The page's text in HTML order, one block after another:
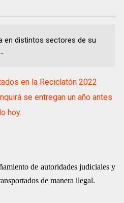
en distintos sectores de su
en la Reciclatón 2022
se entregan un año antes
hoy.
de autoridades judiciales y
de manera ilegal.